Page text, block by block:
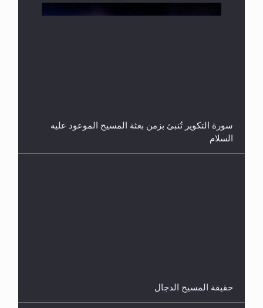
سورة التكوير تُنبئ بزمن بعثة المسيح الموعود عليه
السلام
حقيقة المسيح الدجال